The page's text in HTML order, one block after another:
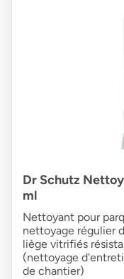
Dr Schutz
ml
Nettoyant pour
nettoyage régulier
liège vitrifiés
(nettoyage
de chantier)